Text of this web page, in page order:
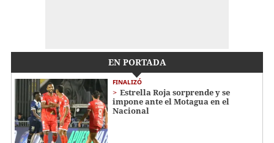
EN PORTADA
FINALIZÓ
Estrella Roja sorprende y se
impone ante el Motagua en el
Nacional